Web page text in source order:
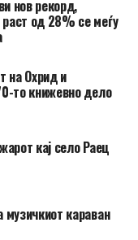
нов рекорд,
од 28% се меѓу
на Охрид и
то книжевно дело
кај село Раец
караван